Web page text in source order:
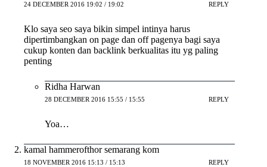
24 DECEMBER 2016 19:02 / 19:02 REPLY
Klo saya seo saya bikin simpel intinya harus
dipertimbangkan on page dan off pagenya bagi saya
cukup konten dan backlink berkualitas itu yg paling
penting
Ridha Harwan
28 DECEMBER 2016 15:55 / 15:55 REPLY
Yoa…
kamal hammerofthor semarang kom
18 NOVEMBER 2016 15:13 / 15:13 REPLY